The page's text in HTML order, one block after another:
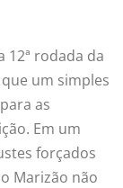
12ª rodada da
um simples
as
Em um
forçados
Marizão não